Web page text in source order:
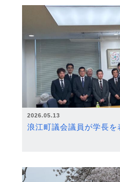
2026.05.13
浪江町議会議員が学長を